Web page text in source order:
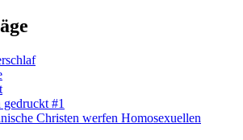
#1
Christen werfen Homosexuellen